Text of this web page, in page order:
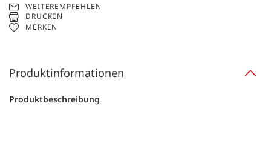
WEITEREMPFEHLEN
DRUCKEN
MERKEN
Produktinformationen
Produktbeschreibung